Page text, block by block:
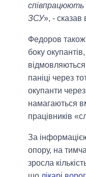
співпрацюють
ЗСУ», - сказав
Федоров
боку
паніці через
окупанти
намагаються
працівників
За
опору, на
зросла